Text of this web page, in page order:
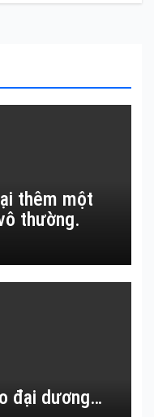
thêm một
thường.
đại dương…